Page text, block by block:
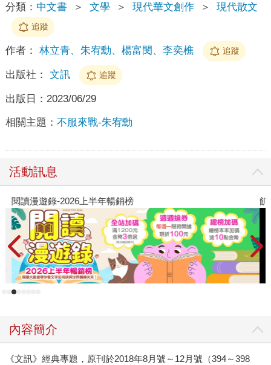
分類： 中文書 ＞ 文學 ＞ 現代華文創作 ＞ 現代散文
追蹤
作者： 林立青、朱宥勳、楊富閔、李奕樵 追蹤
出版社： 文訊 追蹤
出版日： 2023/06/29
相關主題： 不服來戰-朱宥勳
活動訊息
閱讀漫遊錄-2026上半年暢銷榜 飢
內容簡介
《文訊》經典專題，原刊於2018年8月號～12月號（394～398